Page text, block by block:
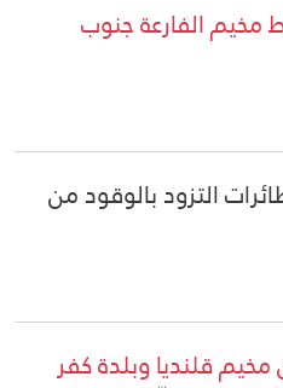
مخيم الفارعة جنوب
التزود بالوقود من
قلنديا وبلدة كفر